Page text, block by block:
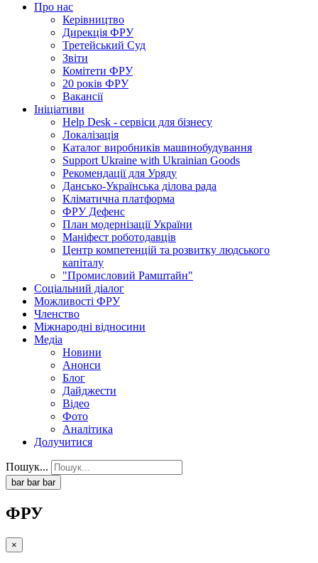
Про нас
Керівництво
Дирекція ФРУ
Третейський Суд
Звіти
Комітети ФРУ
20 років ФРУ
Вакансії
Ініціативи
Help Desk - сервіси для бізнесу
Локалізація
Каталог виробників машинобудування
Support Ukraine with Ukrainian Goods
Рекомендації для Уряду
Дансько-Українська ділова рада
Кліматична платформа
ФРУ Дефенс
План модернізації України
Маніфест роботодавців
Центр компетенцій та розвитку людського
капіталу
"Промисловий Рамштайн"
Соціальний діалог
Можливості ФРУ
Членство
Міжнародні відносини
Медіа
Новини
Анонси
Блог
Дайджести
Відео
Фото
Аналітика
Долучитися
Пошук...
bar bar bar
ФРУ
×